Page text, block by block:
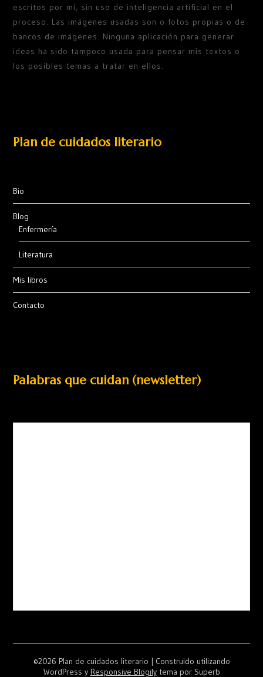
escritos por mí, sin uso de inteligencia artificial en el
proceso. Las imágenes usadas son o fotos propias o de
bancos de imágenes. Ninguna aplicación para generar
ideas ha sido tampoco usada para pensar mis textos o
los posibles temas a tratar en ellos.
Plan de cuidados literario
Bio
Blog
Enfermería
Literatura
Mis libros
Contacto
Palabras que cuidan (newsletter)
©2026 Plan de cuidados literario
| Construido utilizando
WordPress y Responsive Blogilytema por Superb